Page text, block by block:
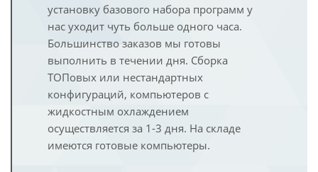
установку базового набора программ у
нас уходит чуть больше одного часа.
Большинство заказов мы готовы
выполнить в течении дня. Сборка
ТОПовых или нестандартных
конфигураций, компьютеров с
жидкостным охлаждением
осуществляется за 1-3 дня. На складе
имеются готовые компьютеры.